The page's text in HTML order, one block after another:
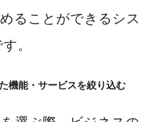
ることができるシス
。
機能・サービスを絞り込む